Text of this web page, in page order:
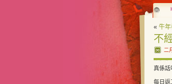
« 牛
不
二
真係話
每日返